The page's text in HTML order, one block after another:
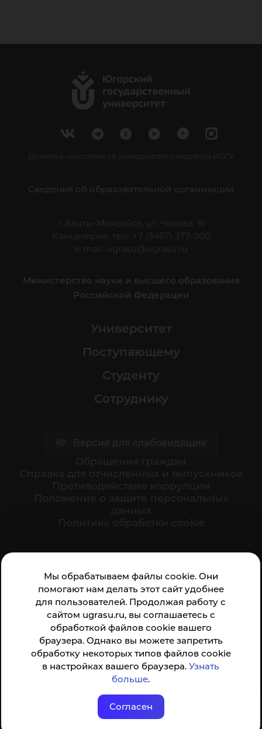
Мы обрабатываем файлы cookie. Они
помогают нам делать этот сайт удобнее
для пользователей. Продолжая работу с
сайтом ugrasu.ru, вы соглашаетесь с
обработкой файлов cookie вашего
браузера. Однако вы можете запретить
обработку некоторых типов файлов cookie
в настройках вашего браузера.Узнать
больше.
Согласен
Делитесь новостями об университете с хештегом #ЮГУ
Сведения об образовательной организации
г. Ханты-Мансийск, ул. Чехова, 16
Канцелярия: тел.: +7 (3467) 377-000
e-mail:
ugrasu@ugrasu.ru
Министерство науки и высшего образования
Российской Федерации
Университет
Поступающему
Студенту
Сотруднику
организации:
Анкета доступна по QR-коду, а так же по прямой
ссылке
© ФГБОУ ВО ЮГУ 2001–2026